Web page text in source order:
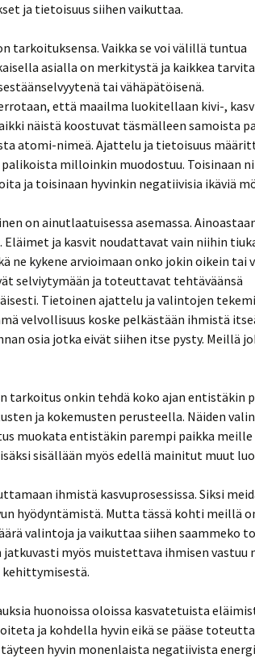
ja tietoisuus siihen vaikuttaa.
tarkoituksensa. Vaikka se voi välillä tuntua
asialla on merkitystä ja kaikkea
tai vähäpätöisenä.
että maailma luokitellaan kivi-,
näistä koostuvat täsmälleen samoista
atomi-nimeä. Ajattelu ja tietoisuus
milloinkin muodostuu. Toisinaan
ja toisinaan hyvinkin negatiivisia ikäviä
on ainutlaatuisessa asemassa.
ja kasvit noudattavat vain niihin
ne kykene arvioimaan onko jokin oikein tai
selviytymään ja toteuttavat tehtäväänsä
Tietoinen ajattelu ja valintojen
velvollisuus koske pelkästään ihmistä
osia jotka eivät siihen itse pysty. Meillä
tarkoitus onkin tehdä koko ajan entistäkin
ja kokemusten perusteella. Näiden
muokata entistäkin parempi paikka meille
sisällään myös edellä mainitut muut
ihmistä kasvuprosessissa. Siksi
hyödyntämistä. Mutta tässä kohti meillä
valintoja ja vaikuttaa siihen saammeko
jatkuvasti myös muistettava ihmisen vastuu
huonoissa oloissa kasvatetuista
ja kohdella hyvin eikä se pääse
hyvin monenlaista negatiivista